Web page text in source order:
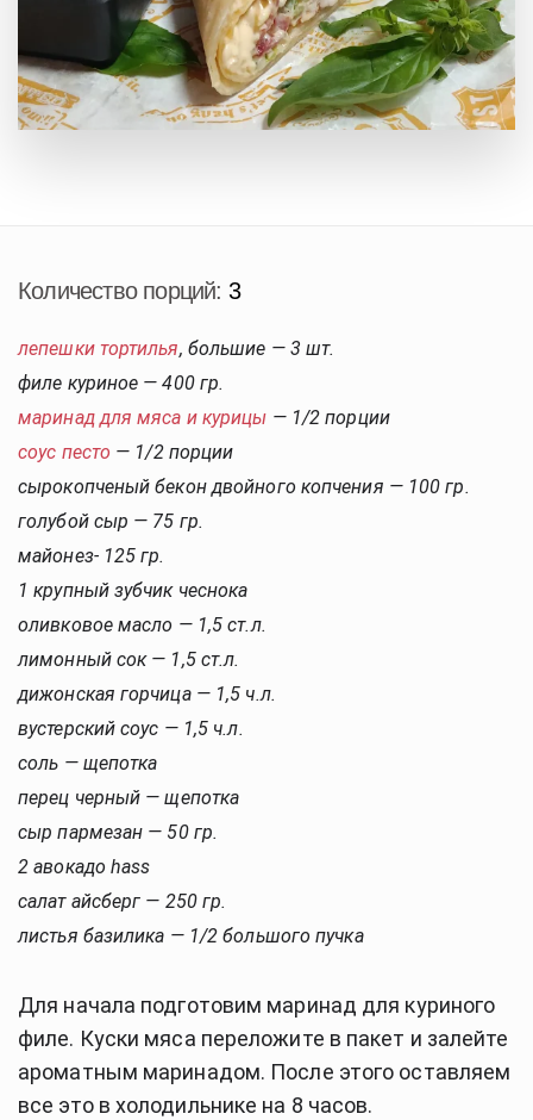
Количество порций: 3
лепешки тортилья, большие — 3 шт.
филе куриное — 400 гр.
маринад для мяса и курицы — 1/2 порции
соус песто — 1/2 порции
сырокопченый бекон двойного копчения — 100 гр.
голубой сыр — 75 гр.
майонез- 125 гр.
1 крупный зубчик чеснока
оливковое масло — 1,5 ст.л.
лимонный сок — 1,5 ст.л.
дижонская горчица — 1,5 ч.л.
вустерский соус — 1,5 ч.л.
соль — щепотка
перец черный — щепотка
сыр пармезан — 50 гр.
2 авокадо hass
салат айсберг — 250 гр.
листья базилика — 1/2 большого пучка
Для начала подготовим маринад для куриного
филе. Куски мяса переложите в пакет и залейте
ароматным маринадом. После этого оставляем
все это в холодильнике на 8 часов.